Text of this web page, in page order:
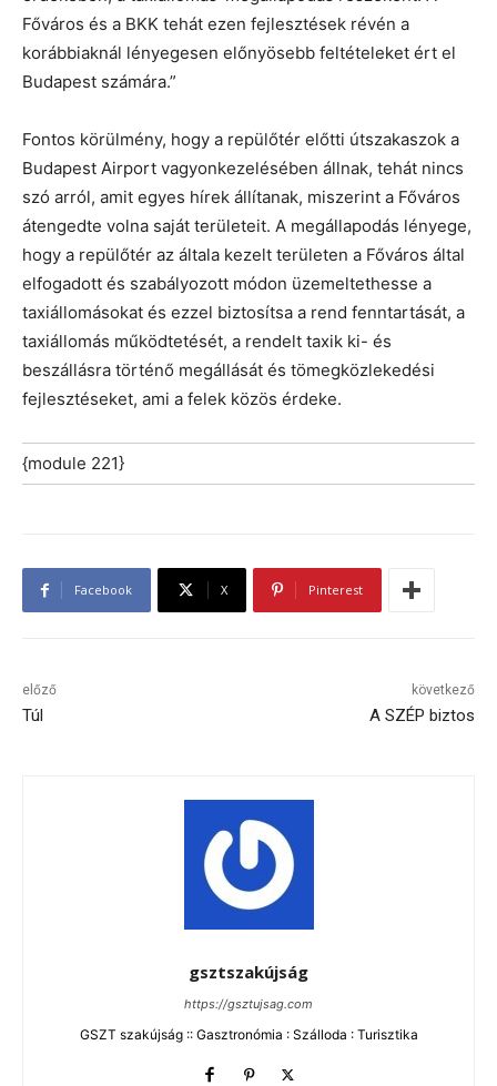
Főváros és a BKK tehát ezen fejlesztések révén a
korábbiaknál lényegesen előnyösebb feltételeket ért el
Budapest számára.”
Fontos körülmény, hogy a repülőtér előtti útszakaszok a
Budapest Airport vagyonkezelésében állnak, tehát nincs
szó arról, amit egyes hírek állítanak, miszerint a Főváros
átengedte volna saját területeit. A megállapodás lényege,
hogy a repülőtér az általa kezelt területen a Főváros által
elfogadott és szabályozott módon üzemeltethesse a
taxiállomásokat és ezzel biztosítsa a rend fenntartását, a
taxiállomás működtetését, a rendelt taxik ki- és
beszállásra történő megállását és tömegközlekedési
fejlesztéseket, ami a felek közös érdeke.
{module 221}
Facebook X Pinterest
előző
Túl
következő
A SZÉP biztos
gsztszakújság
https://gsztujsag.com
GSZT szakújság :: Gasztronómia : Szálloda : Turisztika